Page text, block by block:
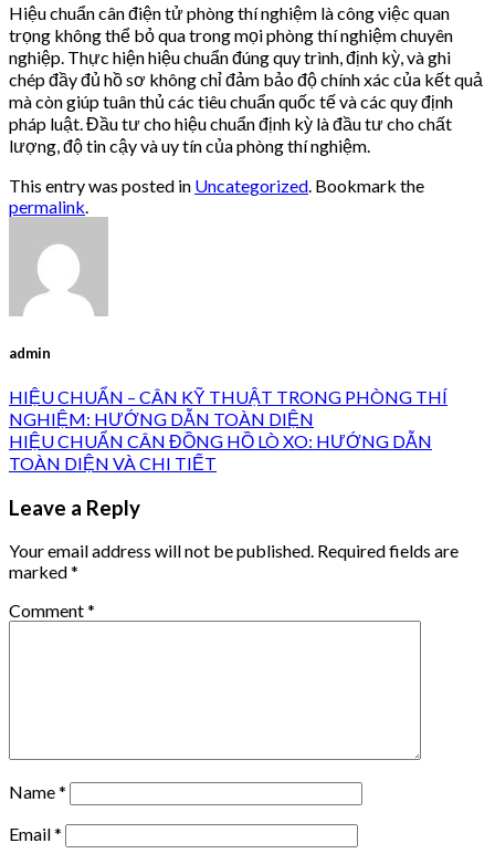
Hiệu chuẩn cân điện tử phòng thí nghiệm là công việc quan
trọng không thể bỏ qua trong mọi phòng thí nghiệm chuyên
nghiệp. Thực hiện hiệu chuẩn đúng quy trình, định kỳ, và ghi
chép đầy đủ hồ sơ không chỉ đảm bảo độ chính xác của kết quả
mà còn giúp tuân thủ các tiêu chuẩn quốc tế và các quy định
pháp luật. Đầu tư cho hiệu chuẩn định kỳ là đầu tư cho chất
lượng, độ tin cậy và uy tín của phòng thí nghiệm.
This entry was posted in Uncategorized . Bookmark the
permalink
admin
HIỆU CHUẨN – CÂN KỸ THUẬT TRONG PHÒNG THÍ
NGHIỆM: HƯỚNG DẪN TOÀN DIỆN
HIỆU CHUẨN CÂN ĐỒNG HỒ LÒ XO: HƯỚNG DẪN
TOÀN DIỆN VÀ CHI TIẾT
Leave a Reply
Your email address will not be published. Required fields are
marked*
Comment*
Name*
Email*